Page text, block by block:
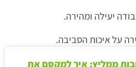
יעילה ומהירה.
על איכות הסביבה.
ממליץ: איך למקסם את